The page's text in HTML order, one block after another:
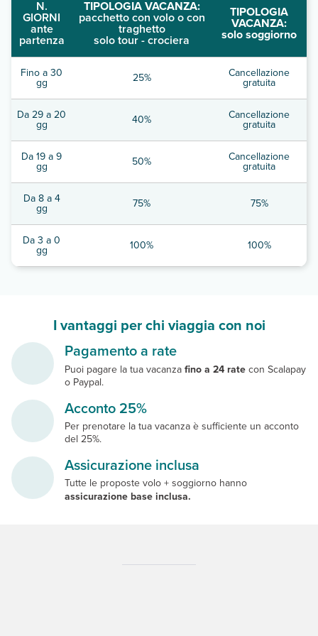
N.
GIORNI
ante
partenza
TIPOLOGIA VACANZA:
pacchetto con volo o con
traghetto
solo tour - crociera
TIPOLOGIA
VACANZA:
solo soggiorno
Fino a 30
gg 25% Cancellazione
gratuita
Da 29 a 20
gg 40% Cancellazione
gratuita
Da 19 a 9
gg 50% Cancellazione
gratuita
Da 8 a 4
gg 75% 75%
Da 3 a 0
gg 100% 100%
I vantaggi per chi viaggia con noi
Pagamento a rate
Puoi pagare la tua vacanza fino a 24 rate con Scalapay
o Paypal.
Acconto 25%
Per prenotare la tua vacanza è sufficiente un acconto
del 25%.
Assicurazione inclusa
Tutte le proposte volo + soggiorno hanno
assicurazione base inclusa.